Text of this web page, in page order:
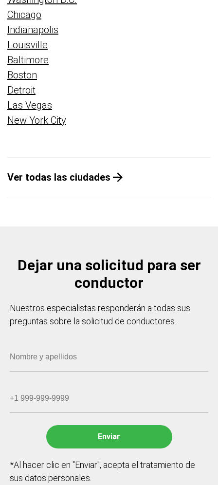
Chicago
Indianapolis
Louisville
Baltimore
Boston
Detroit
Las Vegas
New York City
Ver todas las ciudades
Dejar una solicitud para ser
conductor
Nuestros especialistas responderán a todas sus
preguntas sobre la solicitud de conductores.
*Al hacer clic en "Enviar", acepta el tratamiento de
sus datos personales.